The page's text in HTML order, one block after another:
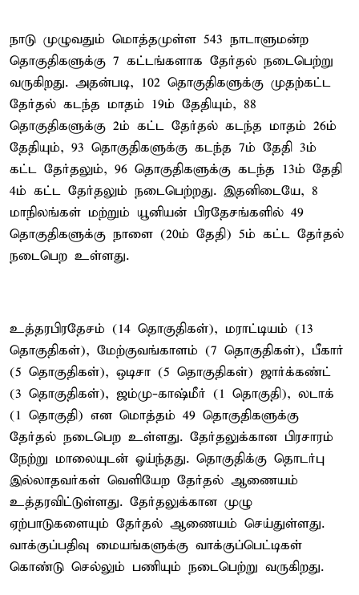
நாடு முழுவதும் மொத்தமுள்ள 543 நாடாளுமன்ற
தொகுதிகளுக்கு 7 கட்டங்களாக தேர்தல் நடைபெற்று
வருகிறது. அதன்படி, 102 தொகுதிகளுக்கு முதற்கட்ட
தேர்தல் கடந்த மாதம் 19ம் தேதியும், 88
தொகுதிகளுக்கு 2ம் கட்ட தேர்தல் கடந்த மாதம் 26ம்
தேதியும், 93 தொகுதிகளுக்கு கடந்த 7ம் தேதி 3ம்
கட்ட தேர்தலும், 96 தொகுதிகளுக்கு கடந்த 13ம் தேதி
4ம் கட்ட தேர்தலும் நடைபெற்றது. இதனிடையே, 8
மாநிலங்கள் மற்றும் யூனியன் பிரதேசங்களில் 49
தொகுதிகளுக்கு நாளை (20ம் தேதி) 5ம் கட்ட தேர்தல்
நடைபெற உள்ளது.
உத்தரபிரதேசம் (14 தொகுதிகள்), மராட்டியம் (13
தொகுதிகள்), மேற்குவங்காளம் (7 தொகுதிகள்), பீகார்
(5 தொகுதிகள்), ஒடிசா (5 தொகுதிகள்) ஜார்க்கண்ட்
(3 தொகுதிகள்), ஜம்மு-காஷ்மீர் (1 தொகுதி), லடாக்
(1 தொகுதி) என மொத்தம் 49 தொகுதிகளுக்கு
தேர்தல் நடைபெற உள்ளது. தேர்தலுக்கான பிரசாரம்
நேற்று மாலையுடன் ஓய்ந்தது. தொகுதிக்கு தொடர்பு
இல்லாதவர்கள் வெளியேற தேர்தல் ஆணையம்
உத்தரவிட்டுள்ளது. தேர்தலுக்கான முழு
ஏற்பாடுகளையும் தேர்தல் ஆணையம் செய்துள்ளது.
வாக்குப்பதிவு மையங்களுக்கு வாக்குப்பெட்டிகள்
கொண்டு செல்லும் பணியும் நடைபெற்று வருகிறது.